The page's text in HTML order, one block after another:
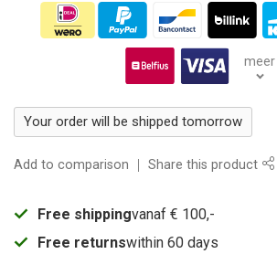
meer
Your order will be shipped tomorrow
Add to comparison Share this product
Free shippingvanaf € 100,-
Free returnswithin 60 days